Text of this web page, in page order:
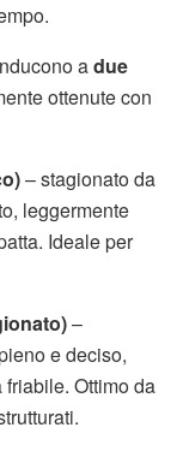
adue
ottenute con
– stagionato da
leggermente
Ideale per
–
e deciso,
Ottimo da